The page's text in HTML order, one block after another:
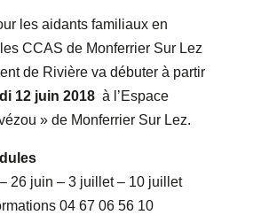
les aidants familiaux en
CCAS de Monferrier Sur Lez
de Rivière va débuter à partir
12 juin 2018 à l’Espace
» de Monferrier Sur Lez.
26 juin – 3 juillet – 10 juillet
04 67 06 56 10